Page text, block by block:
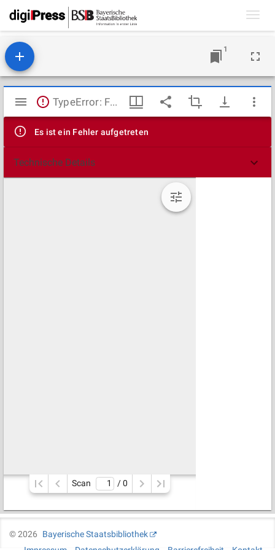
1
Mirador
Viewer
TypeError: Failed to fetch
Es ist ein Fehler aufgetreten
Technische Details
Scan / 0
©2026
Bayerische Staatsbibliothek